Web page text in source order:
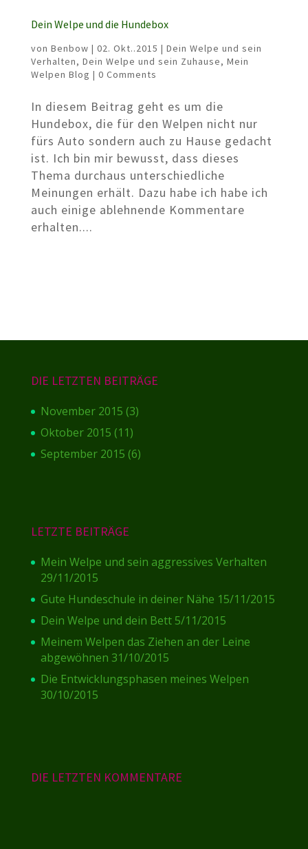
Dein Welpe und die Hundebox
von Benbow | 02. Okt..2015 | Dein Welpe und sein
Verhalten, Dein Welpe und sein Zuhause, Mein
Welpen Blog | 0 Comments
In diesem Beitrag geht es um die
Hundebox, die für den Welpen nicht nur
fürs Auto sondern auch zu Hause gedacht
ist. Ich bin mir bewusst, dass dieses
Thema durchaus unterschiedliche
Meinungen erhält. Dazu habe ich habe ich
auch einige ablehnende Kommentare
erhalten....
DIE LETZTEN BEITRÄGE
November 2015 (3)
Oktober 2015 (11)
September 2015 (6)
LETZTE BEITRÄGE
Mein Welpe und sein aggressives Verhalten
29/11/2015
Gute Hundeschule in deiner Nähe 15/11/2015
Dein Welpe und dein Bett 5/11/2015
Meinem Welpen das Ziehen an der Leine
abgewöhnen 31/10/2015
Die Entwicklungsphasen meines Welpen
30/10/2015
DIE LETZTEN KOMMENTARE